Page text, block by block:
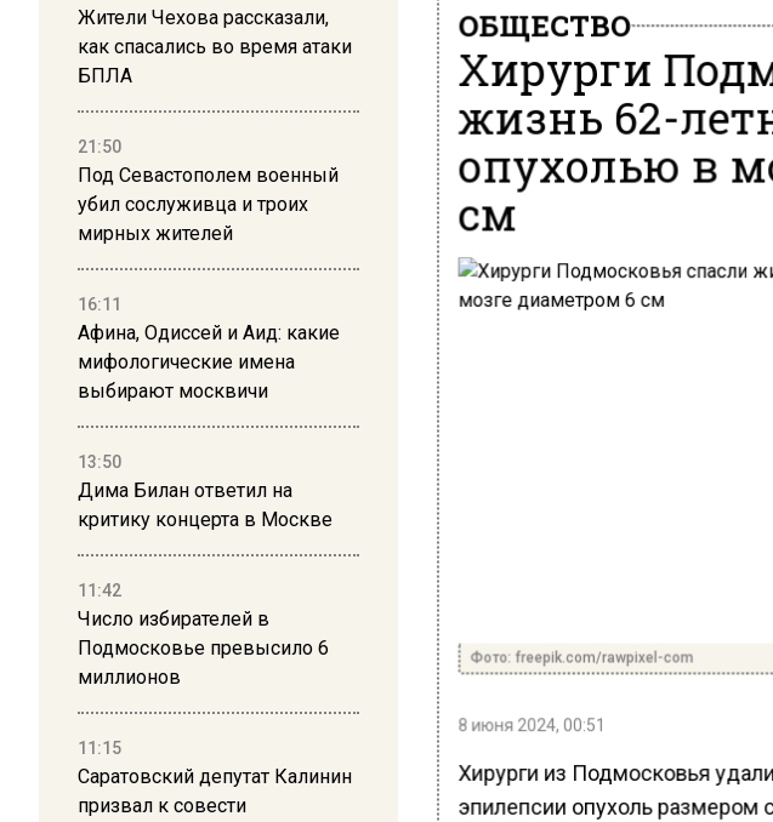
Жители Чехова рассказали,
как спасались во время атаки
БПЛА
21:50
Под Севастополем военный
убил сослуживца и троих
мирных жителей
16:11
Афина, Одиссей и Аид: какие
мифологические имена
выбирают москвичи
13:50
Дима Билан ответил на
критику концерта в Москве
11:42
Число избирателей в
Подмосковье превысило 6
миллионов
11:15
Саратовский депутат Калинин
призвал к совести
ОБЩЕСТВО
Хирурги
жизнь 62-
опухолью в
см
Фото: freepik.com/rawpixel-com
8 июня 2024, 00:51
Хирурги из Подмосковья
эпилепсии опухоль размером